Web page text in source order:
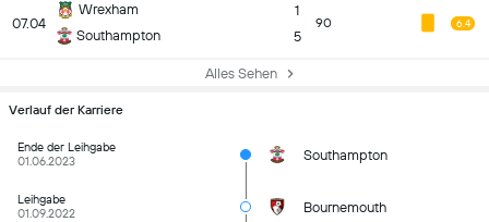
07.04
Wrexham
Southampton
1
5
90 6.4
Alles Sehen
Verlauf der Karriere
Ende der Leihgabe
01.06.2023
Southampton
Leihgabe
01.09.2022
Bournemouth